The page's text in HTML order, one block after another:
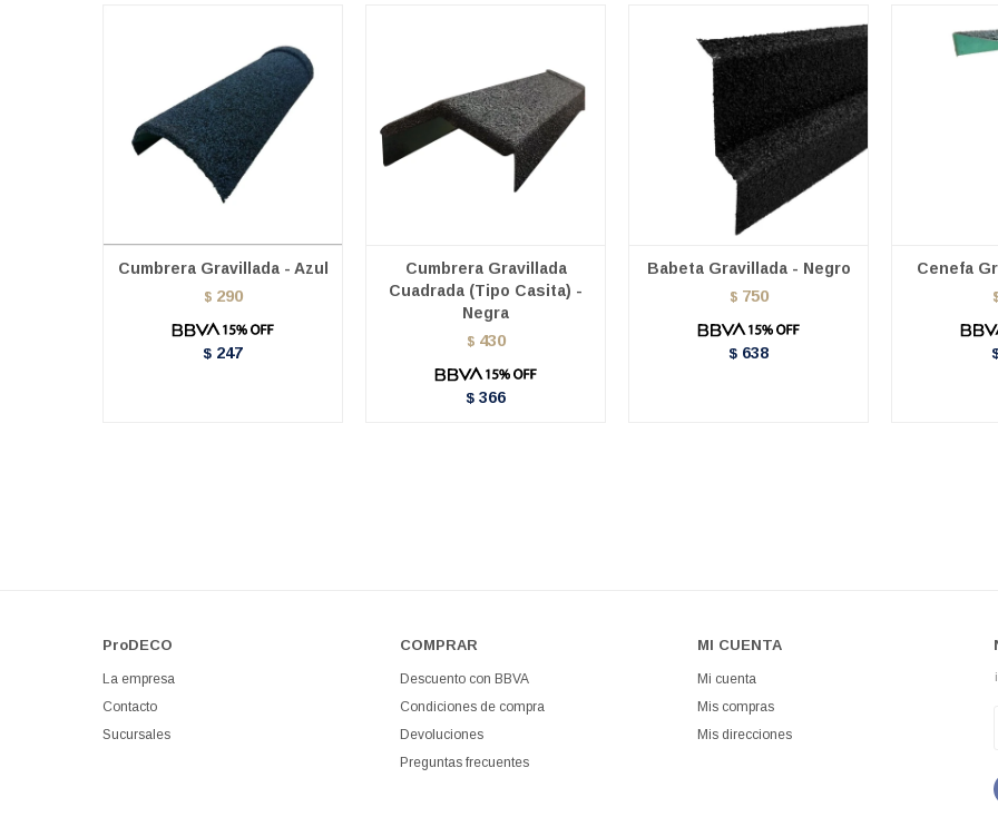
Cumbrera Gravillada - Azul
$ 290
$ 247
Cumbrera Gravillada
Cuadrada (Tipo Casita) -
Negra
$ 430
$ 366
Babeta Gravillada - Negro
$ 750
$ 638
Cenefa
ProDECO
La empresa
Contacto
Sucursales
COMPRAR
Descuento con BBVA
Condiciones de compra
Devoluciones
Preguntas frecuentes
MI CUENTA
Mi cuenta
Mis compras
Mis direcciones